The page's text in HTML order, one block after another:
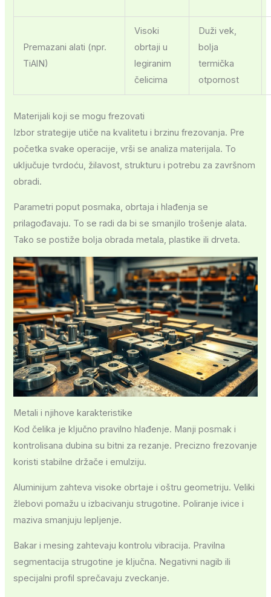
Premazani alati (npr.
TiAlN)
Visoki
obrtaji u
legiranim
čelicima
Duži vek,
bolja
termička
otpornost
Materijali koji se mogu frezovati
Izbor strategije utiče na kvalitetu i brzinu frezovanja. Pre
početka svake operacije, vrši se analiza materijala. To
uključuje tvrdoću, žilavost, strukturu i potrebu za završnom
obradi.
Parametri poput posmaka, obrtaja i hlađenja se
prilagođavaju. To se radi da bi se smanjilo trošenje alata.
Tako se postiže bolja obrada metala, plastike ili drveta.
Metali i njihove karakteristike
Kod čelika je ključno pravilno hlađenje. Manji posmak i
kontrolisana dubina su bitni za rezanje. Precizno frezovanje
koristi stabilne držače i emulziju.
Aluminijum zahteva visoke obrtaje i oštru geometriju. Veliki
žlebovi pomažu u izbacivanju strugotine. Poliranje ivice i
maziva smanjuju lepljenje.
Bakar i mesing zahtevaju kontrolu vibracija. Pravilna
segmentacija strugotine je ključna. Negativni nagib ili
specijalni profil sprečavaju zveckanje.